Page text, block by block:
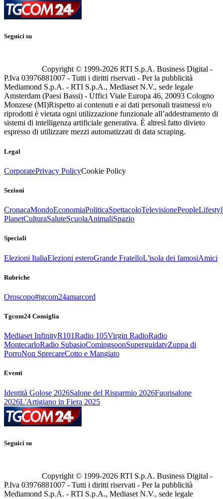
Seguici su
Copyright © 1999-2026 RTI S.p.A. Business Digital -
P.Iva 03976881007 - Tutti i diritti riservati - Per la pubblicità
Mediamond S.p.A. - RTI S.p.A., Mediaset N.V., sede legale
Amsterdam (Paesi Bassi) - Uffici Viale Europa 46, 20093 Cologno
Monzese (MI)Rispetto ai contenuti e ai dati personali trasmessi e/o
riprodotti è vietata ogni utilizzazione funzionale all’addestramento di
sistemi di intelligenza artificiale generativa. È altresì fatto divieto
espresso di utilizzare mezzi automatizzati di data scraping.
Legal
CorporatePrivacy PolicyCookie Policy
Sezioni
CronacaMondoEconomiaPoliticaSpettacoloTelevisionePeople
PlanetCulturaSaluteScuolaAnimaliSpazio
Speciali
Elezioni ItaliaElezioni esteroGrande FratelloL'isola dei famosiAmici
Rubriche
Oroscopo#tgcom24amarcord
Tgcom24 Consiglia
Mediaset InfinityR101Radio 105Virgin RadioRadio
MontecarloRadio SubasioComingsoonSuperguidatvZuppa di
PorroNon SprecareCotto e Mangiato
Eventi
Identità Golose 2026Salone del Risparmio 2026Fuorisalone
2026L'Artigiano in Fiera 2025
Seguici su
Copyright © 1999-2026 RTI S.p.A. Business Digital -
P.Iva 03976881007 - Tutti i diritti riservati - Per la pubblicità
Mediamond S.p.A. - RTI S.p.A., Mediaset N.V., sede legale